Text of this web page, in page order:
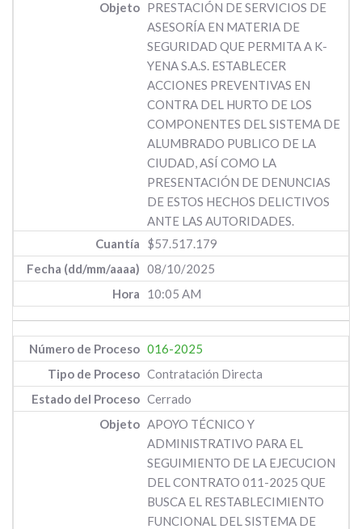
PRESTACIÓN DE SERVICIOS DE
ASESORÍA EN MATERIA DE
SEGURIDAD QUE PERMITA A K-
YENA S.A.S. ESTABLECER
ACCIONES PREVENTIVAS EN
CONTRA DEL HURTO DE LOS
COMPONENTES DEL SISTEMA DE
ALUMBRADO PUBLICO DE LA
CIUDAD, ASÍ COMO LA
PRESENTACIÓN DE DENUNCIAS
DE ESTOS HECHOS DELICTIVOS
ANTE LAS AUTORIDADES.
$57.517.179
08/10/2025
10:05 AM
016-2025
Contratación Directa
Cerrado
APOYO TÉCNICO Y
ADMINISTRATIVO PARA EL
SEGUIMIENTO DE LA EJECUCION
DEL CONTRATO 011-2025 QUE
BUSCA EL RESTABLECIMIENTO
FUNCIONAL DEL SISTEMA DE